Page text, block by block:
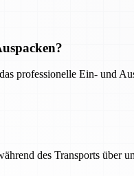
professionelle Ein- und
des Transports über